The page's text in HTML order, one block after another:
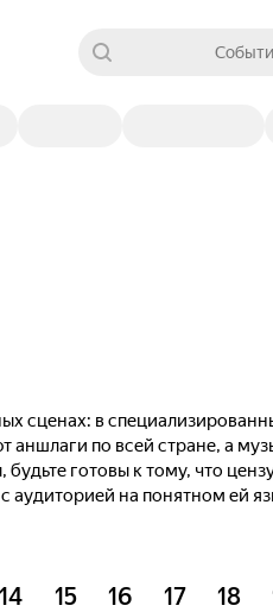
сценах: в
аншлаги по всей стране, а
готовы к тому, что
аудиторией на понятном ей
14 15 16 17 18